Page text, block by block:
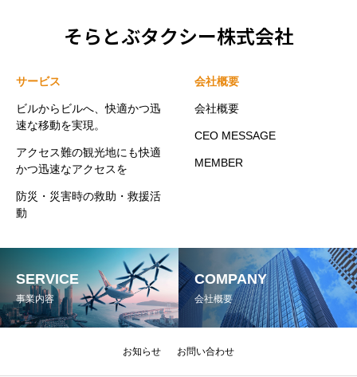
そらとぶタクシー株式会社
サービス
ビルからビルへ、快適かつ迅
速な移動を実現。
アクセス難の観光地にも快適
かつ迅速なアクセスを
防災・災害時の救助・救援活
動
会社概要
会社概要
CEO MESSAGE
MEMBER
SERVICE
事業内容
COMPANY
会社概要
お知らせ お問い合わせ